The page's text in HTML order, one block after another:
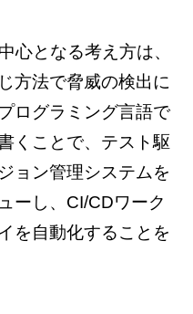
心となる考え方は、
方法で脅威の検出に
ログラミング言語で
くことで、テスト駆
ョン管理システムを
ーし、CI/CDワーク
を自動化することを